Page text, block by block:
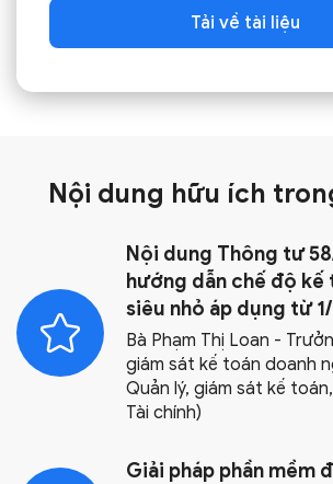
Tải về tài liệu
Nội dung hữu ích
Nội dung Thông tư
hướng dẫn chế độ kế
siêu nhỏ áp dụng từ
Bà Phạm Thị Loan -
giám sát kế toán doanh
Quản lý, giám sát kế
Tài chính)
Giải pháp phần mềm